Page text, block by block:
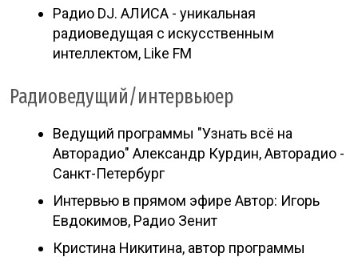
Радио DJ. АЛИСА - уникальная
радиоведущая с искусственным
интеллектом, Like FM
Радиоведущий/интервьюер
Ведущий программы "Узнать всё на
Авторадио" Александр Курдин, Авторадио -
Санкт-Петербург
Интервью в прямом эфире Автор: Игорь
Евдокимов, Радио Зенит
Кристина Никитина, автор программы